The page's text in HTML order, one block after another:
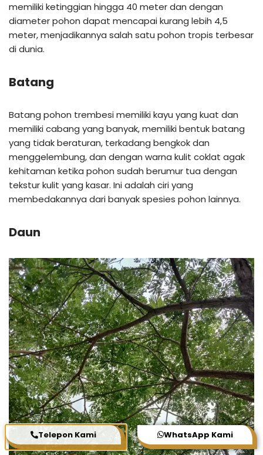
memiliki ketinggian hingga 40 meter dan dengan
diameter pohon dapat mencapai kurang lebih 4,5
meter, menjadikannya salah satu pohon tropis terbesar
di dunia.
Batang
Batang pohon trembesi memiliki kayu yang kuat dan
memiliki cabang yang banyak, memiliki bentuk batang
yang tidak beraturan, terkadang bengkok dan
menggelembung, dan dengan warna kulit coklat agak
kehitaman ketika pohon sudah berumur tua dengan
tekstur kulit yang kasar. Ini adalah ciri yang
membedakannya dari banyak spesies pohon lainnya.
Daun
Telepon Kami WhatsApp Kami